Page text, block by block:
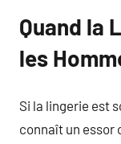
Quand la
les
Si la lingerie est
connaît un essor